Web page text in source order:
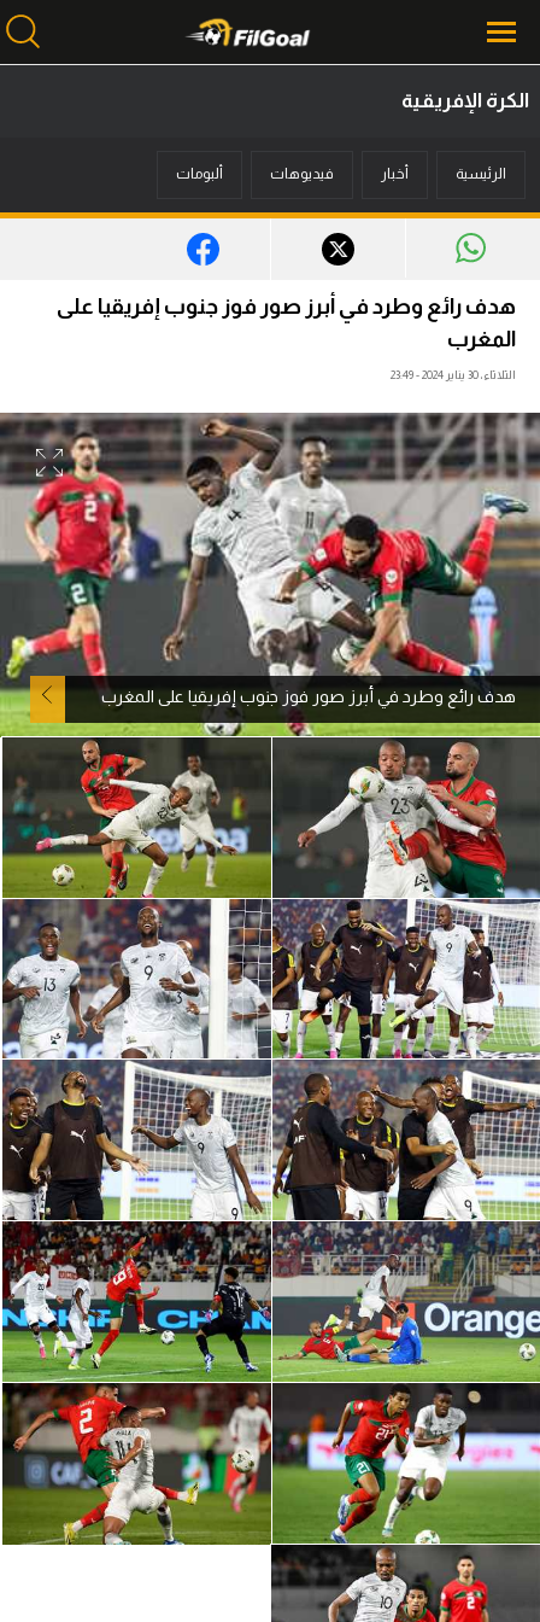
أخبار
ميركاتو
فانتازي في الجول
مسابقة التوقعات
فيديوهات
عدسات
آراء حرة
ركن الألعاب
بطولات
أمريكا 2026
الدوري المصري
الدوري الإنجليزي الممتاز
الدوري الإسباني
الدوري الإيطالي
الدوري الألماني
الدوري الفرنسي
الدوري السعودي للمحترفين
دوري أبطال أوروبا
دوري أبطال إفريقيا
كل البطولات
أقسام
الكرة المصرية
الدوري المصري
الكرة الأوروبية
الكرة الإفريقية
منتخب مصر
الكرة الإفريقية
الرئيسية أخبار فيديوهات ألبومات
هدف رائع وطرد في أبرز صور فوز جنوب إفريقيا على
المغرب
الثلاثاء، 30 يناير 2024 - 23:49
هدف رائع وطرد في أبرز صور فوز جنوب إفريقيا على المغرب